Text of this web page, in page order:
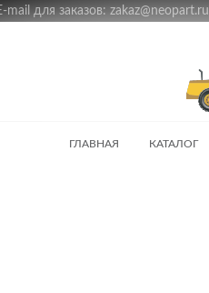
для заказов: zakaz@neopart.ru
ГЛАВНАЯ КАТАЛОГ